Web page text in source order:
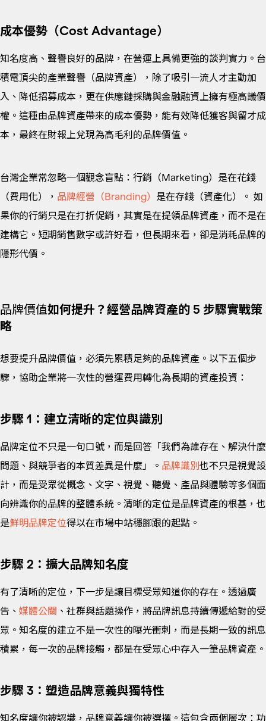
成本優勢（Cost Advantage）
知名度高、聲譽良好的品牌，在營運上具備更強的談判實力。台
積電頂尖的產業聲譽（品牌資產），除了吸引一流人才主動加
入、降低招募成本，更在供應鏈採購與金融融資上擁有極高議價
權。這種由品牌資產帶來的成本優勢，能有效降低獲客與留才成
本，最終在財報上兌現為高毛利的品牌價值。
台灣企業常忽略一個觀念盲點：行銷（Marketing）是在花錢
（費用化）， 品牌經營（Branding） 是在存錢（資產化）。 如
果你的行銷只是在打折促銷，其實是在提領品牌資產，而不是在
建構它。短期銷售數字或許好看，但長期來看，卻是消耗品牌的
隱形代價。
品牌價值如何提升？經營品牌資產的 5 步驟實戰策
略
想要提升品牌價值，必須先累積足夠的品牌資產。以下五個步
驟，協助企業將一次性的營運費用轉化為長期的資產投資：
步驟 1：建立清晰的定位與識別
品牌定位不只是一句口號，而是回答「我們為誰存在、解決什麼
問題、與競爭者的本質差異是什麼」。 品牌識別也不只是視覺設
計，而是受眾從概念、文字、視覺、聽覺、產品與體驗等多個面
向辨識你的品牌的整體系統。清晰的定位是品牌資產的根基，也
是鮮明品牌定位得以在市場中站穩腳跟的起點。
步驟 2：擴大品牌知名度
有了清晰的定位，下一步是讓目標受眾知道你的存在。透過廣
告、 媒體公關 、社群與話題操作，將品牌訊息持續傳遞給對的受
眾。知名度的建立不是一次性的曝光衝刺，而是長期一致的訊息
積累，每一次的品牌接觸，都是在受眾心中存入一筆品牌資產。
步驟 3：塑造品牌意義與獨特性
知名度讓你被認識，品牌意義讓你被選擇。這包含兩個層次：功